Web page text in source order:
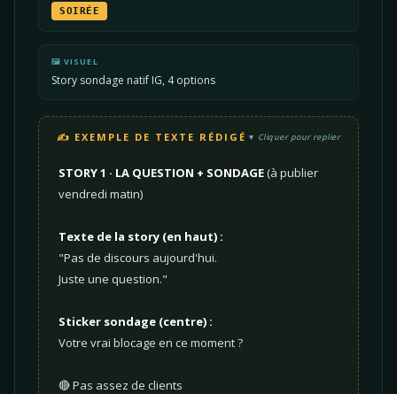
SOIRÉE
🖼️ VISUEL
Story sondage natif IG, 4 options
✍️ EXEMPLE DE TEXTE RÉDIGÉ Cliquer pour replier
STORY 1 · LA QUESTION + SONDAGE(à publier
vendredi matin)
Texte de la story (en haut) :
"Pas de discours aujourd'hui.
Juste une question."
Sticker sondage (centre) :
Votre vrai blocage en ce moment ?
🔴 Pas assez de clients